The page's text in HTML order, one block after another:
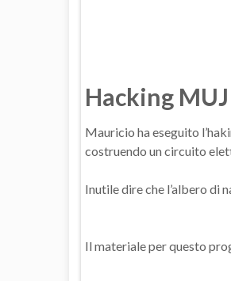
Hacking
Mauricio ha eseguito
costruendo un circuito
Inutile dire che l’albero di
Il materiale per questo